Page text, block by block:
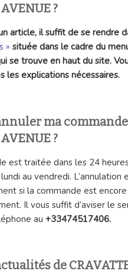
?
article, il suffit de se rendre
» située dans le cadre du
se trouve en haut du site.
les explications nécessaires.
ma commande
?
est traitée dans les 24
au vendredi. L’annulation
si la commande est encore
Il vous suffit d’aviser le
au +33474517406.
de